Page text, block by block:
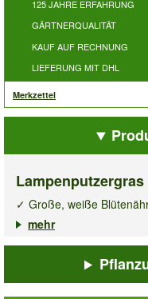
125 JAHRE ERFAHRUNG
GÄRTNERQUALITÄT
KAUF AUF RECHNUNG
LIEFERUNG MIT DHL
Merkzettel
✓ Große, weiße
✓ Dichte, kompakte
Lampenputzergras
seiner unglaublichen
mehr